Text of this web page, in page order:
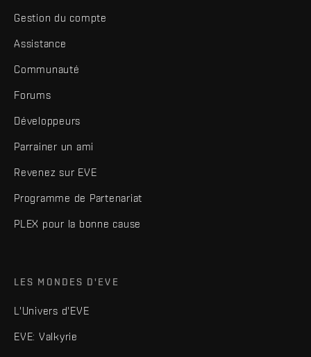
Gestion du compte
Assistance
Communauté
Forums
Développeurs
Parrainer un ami
Revenez sur EVE
Programme de Partenariat
PLEX pour la bonne cause
LES MONDES D'EVE
L'Univers d'EVE
EVE: Valkyrie